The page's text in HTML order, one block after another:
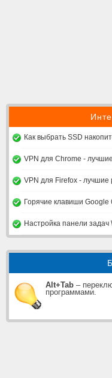
Как выбрать SSD
VPN для Chrome -
VPN для Firefox -
Горячие клавиши Google
Настройка панели задач
Alt+Tab –
программами.